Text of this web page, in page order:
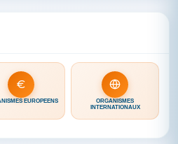
EUROPÉENS
ORGANISMES
INTERNATIONAUX